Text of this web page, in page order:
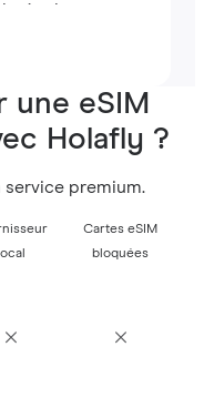
de votre
une eSIM
Holafly ?
service premium.
local
Cartes eSIM
bloquées